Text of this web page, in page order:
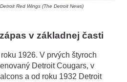
Red Wings (The Detroit News)
v základnej časti
1926. V prvých štyroch
Detroit Cougars, v
a od roku 1932 Detroit